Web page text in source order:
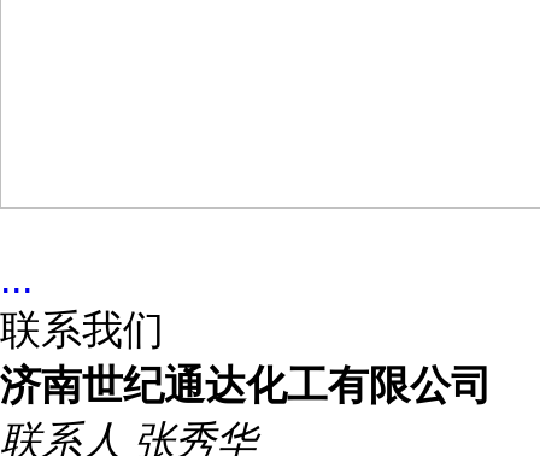
...
联系我们
济南世纪通达化工有限公司
联系人 张秀华